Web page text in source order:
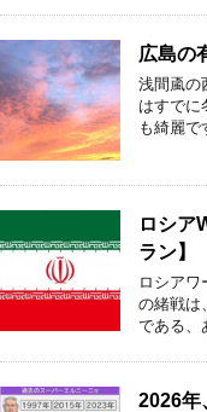
広島の
浅間颪の
はすでに
も綺麗で
ロシア
ラン】
ロシア
の緒戦は
である、
2026年